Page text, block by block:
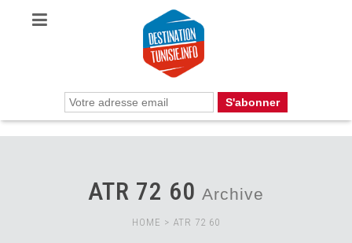
ATR 72 60 Archive
HOME > ATR 72 60